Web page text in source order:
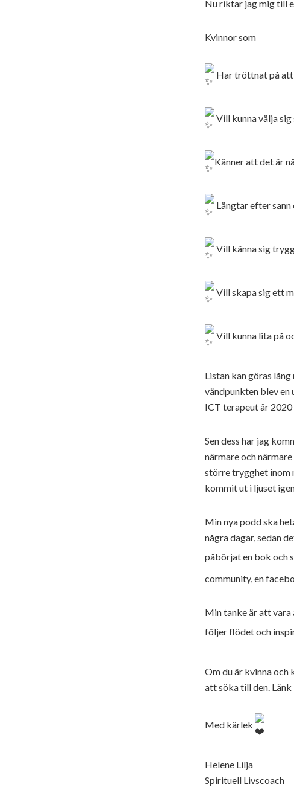
Nu riktar jag mig till
Kvinnor som
Har tröttnat på att
Vill kunna välja
Känner att det är
Längtar efter
Vill känna sig
Vill skapa sig ett
Vill kunna lita på
Listan kan göras
vändpunkten blev
ICT terapeut år
Sen dess har jag
närmare och
större trygghet inom
kommit ut i ljuset
Min nya podd ska
några dagar, sedan
påbörjat en bok och
community, en
Min tanke är att vara
följer flödet och
Om du är kvinna och
att söka till den.
Med kärlek
Helene Lilja
Spirituell Livscoach